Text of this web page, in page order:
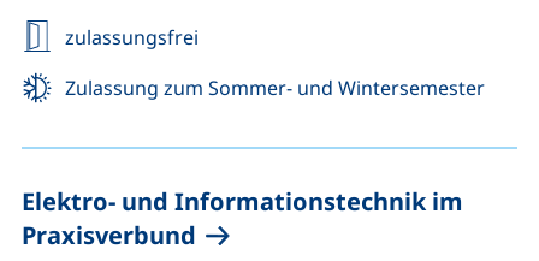
zulassungsfrei
Zulassung zum Sommer- und Wintersemester
Elektro- und Informationstechnik im
Praxisverbund